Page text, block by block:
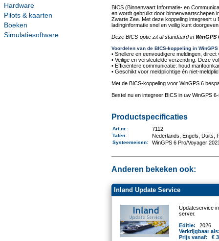
Hardware
Pilots & kaarten
Boeken
Simulatiesoftware
BICS (Binnenvaart Informatie- en
en wordt gebruikt door binnenvaartschepen
Zwarte Zee. Met deze koppeling integreert
ladinginformatie snel en veilig kunt
Deze BICS-optie zit al standaard in WinGPS
Voordelen van de BICS-koppeling in WinGPS
• Snellere en eenvoudigere meldingen,
• Veilige en versleutelde verzending. Deze
• Efficiëntere communicatie: houd
• Geschikt voor meldplichtige én niet-
Met de BICS-koppeling voor WinGPS 6
Bestel nu en integreer BICS in uw WinGPS
Productspecificaties
Art.nr. : 7112
Talen: Nederlands, Engels, Duits,
Systeemeisen: WinGPS 6 Pro/Voyager
Anderen bekeken ook:
Inland Update Service
Updateservice
server.
Editie:
2026
Verkrijgbaar
Prijs vanaf:
€